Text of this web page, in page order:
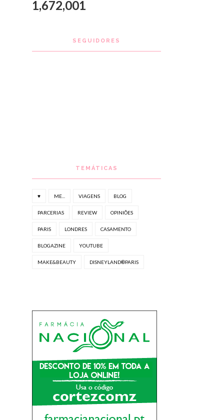
1,672,001
SEGUIDORES
TEMÁTICAS
♥ ME... VIAGENS BLOG
PARCERIAS REVIEW OPINIÕES
PARIS LONDRES CASAMENTO
BLOGAZINE YOUTUBE
MAKE&BEAUTY DISNEYLAND®PARIS